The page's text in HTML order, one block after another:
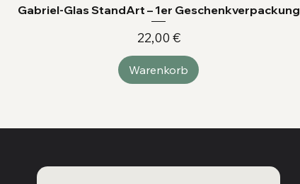
Gabriel-Glas StandArt – 1er Geschenkverpackung
Preis
22,00 €
Warenkorb